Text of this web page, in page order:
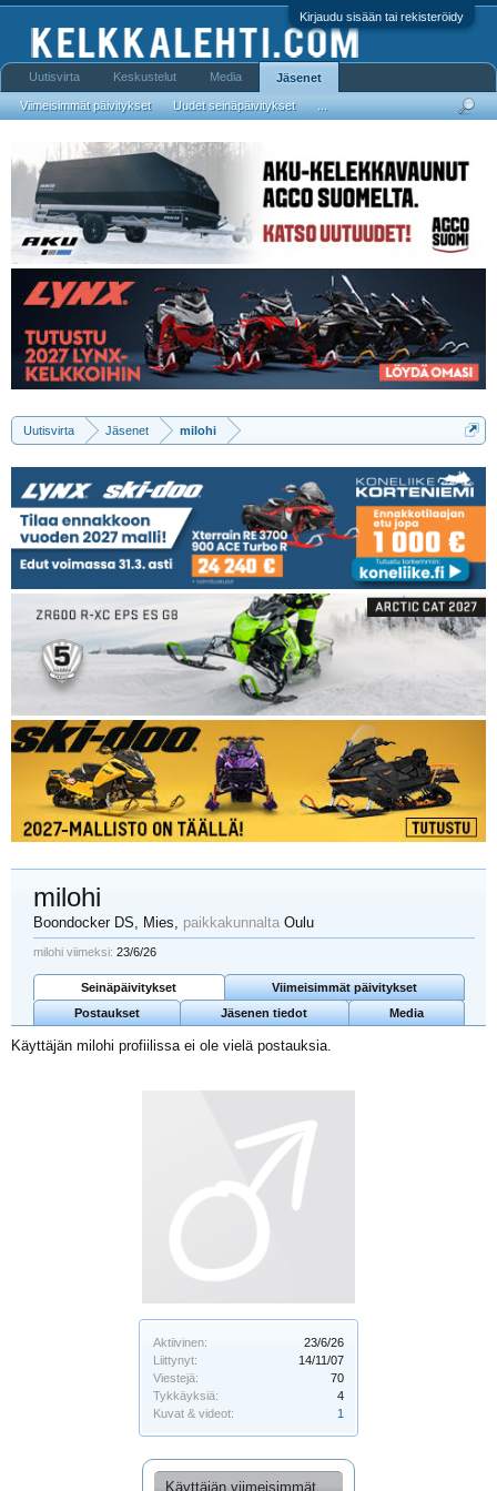
Kirjaudu sisään tai rekisteröidy
Uutisvirta Jäsenet milohi
Aktiivinen:
23/6/26
Liittynyt:
14/11/07
Viestejä:
70
Tykkäyksiä:
4
Kuvat & videot:
1
Käyttäjän viimeisimmät
milohi
Boondocker DS , Mies, paikkakunnalta Oulu
milohi viimeksi: 23/6/26
Seinäpäivitykset
Viimeisimmät päivitykset
Postaukset
Jäsenen tiedot Media
Käyttäjän milohi profiilissa ei ole vielä postauksia.
Uutisvirta Keskustelut Media Jäsenet
Viimeisimmät päivitykset Uudet seinäpäivitykset